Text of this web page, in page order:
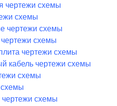
чертежи схемы
схемы
чертежи схемы
схемы
чертежи схемы
кабель чертежи схемы
схемы
схемы